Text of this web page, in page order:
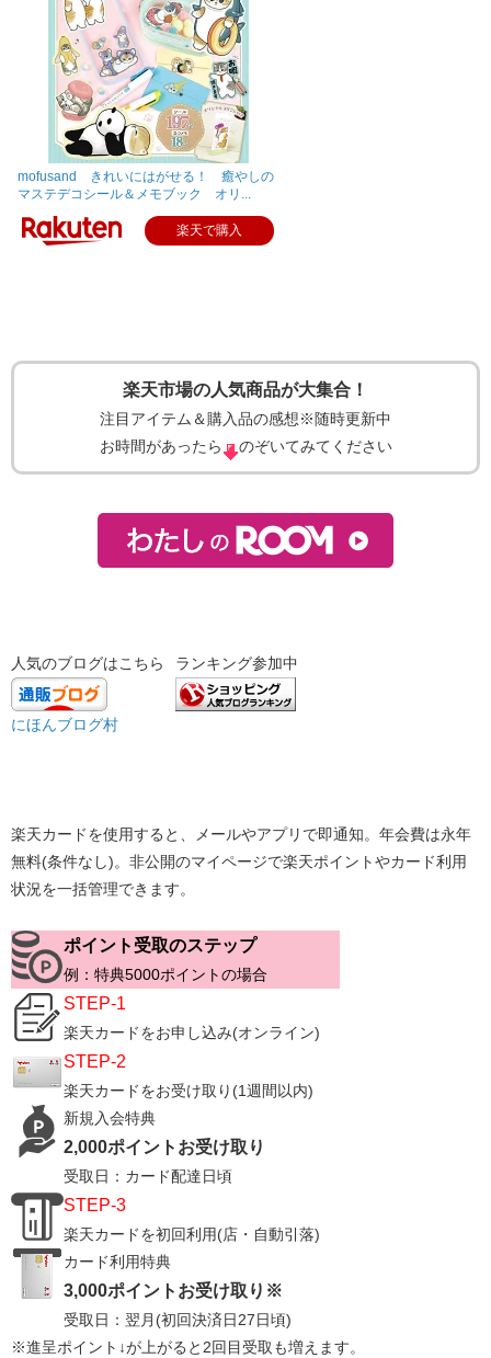
mofusand きれいにはがせる！ 癒やしの
マステデコシール＆メモブック オリ...
楽天で購入
楽天市場の人気商品が大集合！
注目アイテム＆購入品の感想※随時更新中
お時間があったら
のぞいてみてください
人気のブログはこちら ランキング参加中
にほんブログ村
楽天カードを使用すると、メールやアプリで即通知。年会費は永年
無料(条件なし)。非公開のマイページで楽天ポイントやカード利用
状況を一括管理できます。
ポイント受取のステップ
例：​特典5000ポイントの場合​​
​STEP-1​
楽天カードをお申し込み​(オンライン)
STEP-2
楽天カードをお受け取り(1週間以内)​
新規入会特典
​2,000ポイントお受け取り​
受取日：カード配達日頃
​STEP-3​
楽天カードを初回利用​(店・自動引落)
​カード利用特典
3,000ポイントお受け取り※
受取日：翌月(初回決済日27日頃)
※進呈ポイント↓が上がると2回目受取も増えます。